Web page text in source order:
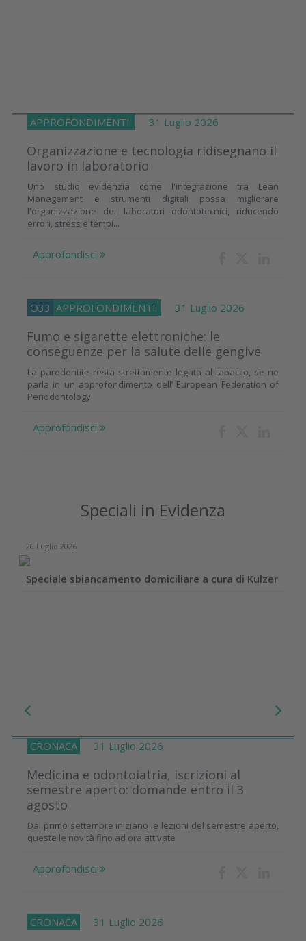
APPROFONDIMENTI 31 Luglio 2026
Organizzazione e tecnologia ridisegnano il
lavoro in laboratorio
Uno studio evidenzia come l'integrazione tra Lean
Management e strumenti digitali possa migliorare
l'organizzazione dei laboratori odontotecnici, riducendo
errori, stress e tempi...
Approfondisci
O33 APPROFONDIMENTI 31 Luglio 2026
Fumo e sigarette elettroniche: le
conseguenze per la salute delle gengive
La parodontite resta strettamente legata al tabacco, se ne
parla in un approfondimento dell’ European Federation of
Periodontology
Approfondisci
Speciali in Evidenza
20 Luglio 2026
Speciale sbiancamento domiciliare a cura di Kulzer
CRONACA 31 Luglio 2026
Medicina e odontoiatria, iscrizioni al
semestre aperto: domande entro il 3
agosto
Dal primo settembre iniziano le lezioni del semestre aperto,
queste le novità fino ad ora attivate
Approfondisci
CRONACA 31 Luglio 2026